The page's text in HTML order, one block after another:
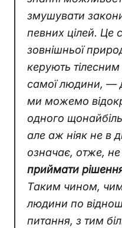
змушувати
певних цілей. Це
зовнішньої
керують
самої людини, —
ми можемо
одного
але аж ніяк не в
означає, отже,
приймати
Таким чином,
людини по
питання, з тим